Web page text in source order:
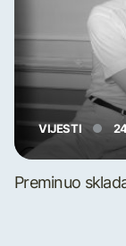
VIJESTI
Preminuo